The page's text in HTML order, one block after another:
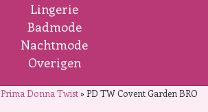
Lingerie
Badmode
Nachtmode
Overigen
Prima Donna Twist»PD TW Covent Garden BRO